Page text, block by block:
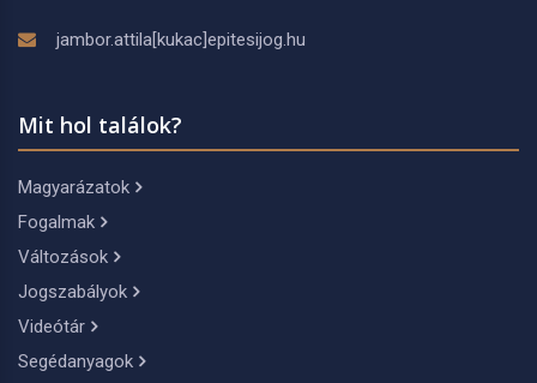
jambor.attila[kukac]epitesijog.hu
Mit hol találok?
Magyarázatok
Fogalmak
Változások
Jogszabályok
Videótár
Segédanyagok